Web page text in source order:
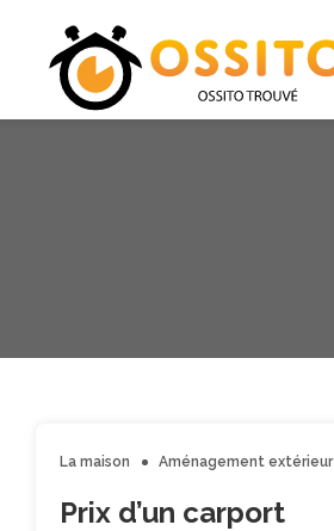
La maison Aménagement extérieur
Prix d’un carport